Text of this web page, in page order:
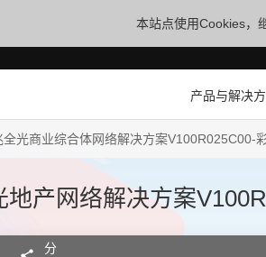
本站点使用Cookies，
产品与解决
光商业综合体网络解决方案V100R025C00-
地产网络解决方案
分